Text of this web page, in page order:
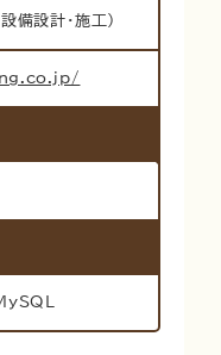
備設計・施工）